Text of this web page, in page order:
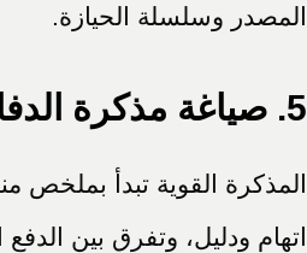
المصدر وسلسلة الحيازة.
5. صياغة مذكرة الدفاع
المذكرة القوية تبدأ
اتهام ودليل، وتفرق بين